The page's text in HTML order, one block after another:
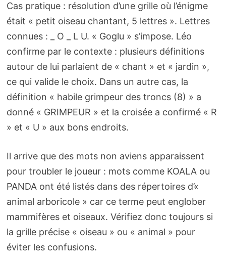
Cas pratique : résolution d’une grille où l’énigme
était « petit oiseau chantant, 5 lettres ». Lettres
connues : _ O _ L U. « Goglu » s’impose. Léo
confirme par le contexte : plusieurs définitions
autour de lui parlaient de « chant » et « jardin »,
ce qui valide le choix. Dans un autre cas, la
définition « habile grimpeur des troncs (8) » a
donné « GRIMPEUR » et la croisée a confirmé « R
» et « U » aux bons endroits.
Il arrive que des mots non aviens apparaissent
pour troubler le joueur : mots comme KOALA ou
PANDA ont été listés dans des répertoires d’«
animal arboricole » car ce terme peut englober
mammifères et oiseaux. Vérifiez donc toujours si
la grille précise « oiseau » ou « animal » pour
éviter les confusions.